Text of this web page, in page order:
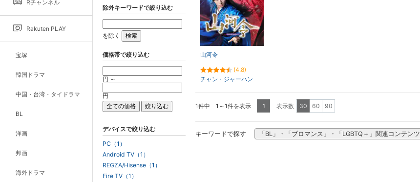
Rチャンネル
Rakuten PLAY
宝塚
韓国ドラマ
中国・台湾・タイドラマ
BL
洋画
邦画
海外ドラマ
山河令
(4.8)
チャン・ジャーハン
1件中 1～1件を表示 1 表示数 30 60 90
キーワードで探す 「BL」・「ブロマンス」・「LGBTQ＋」関連コンテンツ
除外キーワードで絞り込む
を除く
価格帯で絞り込む
円 ～
円
デバイスで絞り込む
PC（1）
Android TV（1）
REGZA/Hisense（1）
Fire TV（1）